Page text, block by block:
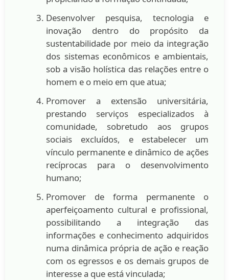
Desenvolver pesquisa, tecnologia e
inovação dentro do propósito da
sustentabilidade por meio da integração
dos sistemas econômicos e ambientais,
sob a visão holística das relações entre o
homem e o meio em que atua;
Promover a extensão universitária,
prestando serviços especializados à
comunidade, sobretudo aos grupos
sociais excluídos, e estabelecer um
vínculo permanente e dinâmico de ações
recíprocas para o desenvolvimento
humano;
Promover de forma permanente o
aperfeiçoamento cultural e profissional,
possibilitando a integração das
informações e conhecimento adquiridos
numa dinâmica própria de ação e reação
com os egressos e os demais grupos de
interesse a que está vinculada;